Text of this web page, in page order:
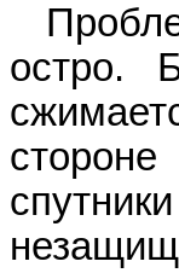
остро.